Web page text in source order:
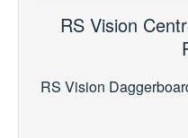
RS Vision
RS Vision